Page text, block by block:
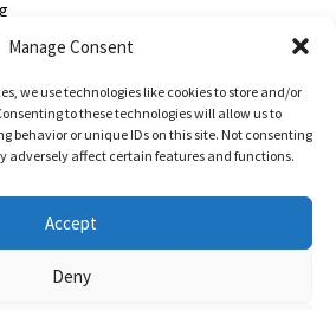
Manage Consent
we use technologies like cookies to store and/or
to these technologies will allow us to
behavior or unique IDs on this site. Not consenting
adversely affect certain features and functions.
Accept
Deny
immer auf dem Laufenden